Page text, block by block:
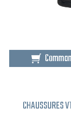
CHAUSSURES